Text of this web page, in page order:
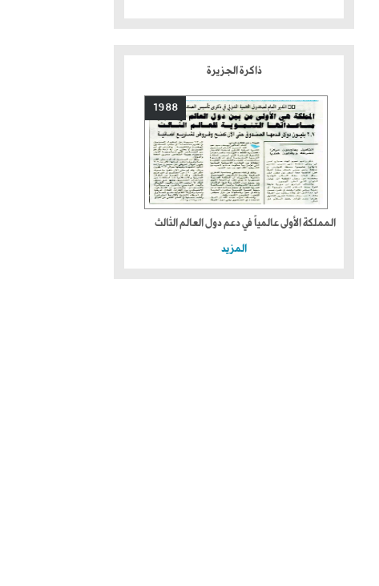
ذاكرة الجزيرة
1988
المملكة الأولى عالمياً في دعم دول العالم الثالث
المزيد